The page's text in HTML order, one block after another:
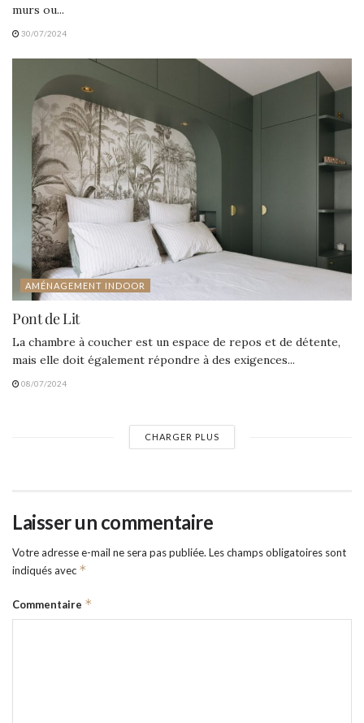
murs ou...
30/07/2024
AMÉNAGEMENT INDOOR
Pont de Lit
La chambre à coucher est un espace de repos et de détente,
mais elle doit également répondre à des exigences...
08/07/2024
CHARGER PLUS
Laisser un commentaire
Votre adresse e-mail ne sera pas publiée. Les champs obligatoires sont
indiqués avec *
Commentaire *